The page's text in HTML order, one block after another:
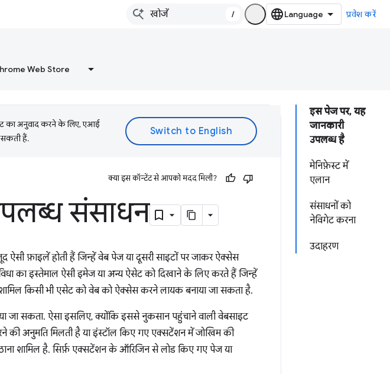
/ प्रवेश करें
Web Store
इस पेज पर, यह
जानकारी
उपलब्ध है
मेनिफ़ेस्ट में
एलान
संसाधनों को
नेविगेट करना
उदाहरण
का अनुवाद करने के लिए, एआई
सकती हैं.
क्या इस कॉन्टेंट से आपको मदद मिली?
संसाधन
फ़ाइलें होती हैं जिन्हें वेब पेज या दूसरी साइटों पर जाकर ऐक्सेस
का इस्तेमाल ऐसी इमेज या अन्य ऐसेट को दिखाने के लिए करते हैं जिन्हें
किसी भी एसेट को वेब को ऐक्सेस करने लायक बनाया जा सकता है.
जा सकता. ऐसा इसलिए, क्योंकि इससे नुकसान पहुंचाने वाली वेबसाइट
की अनुमति मिलती है या इंस्टॉल किए गए एक्सटेंशन में जोखिम की
शामिल है. सिर्फ़ एक्सटेंशन के ऑरिजिन से लोड किए गए पेज या